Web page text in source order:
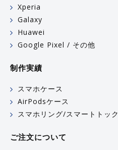
Xperia
Galaxy
Huawei
Google Pixel / その他
制作実績
スマホケース
AirPodsケース
スマホリング/スマートトック
ご注文について